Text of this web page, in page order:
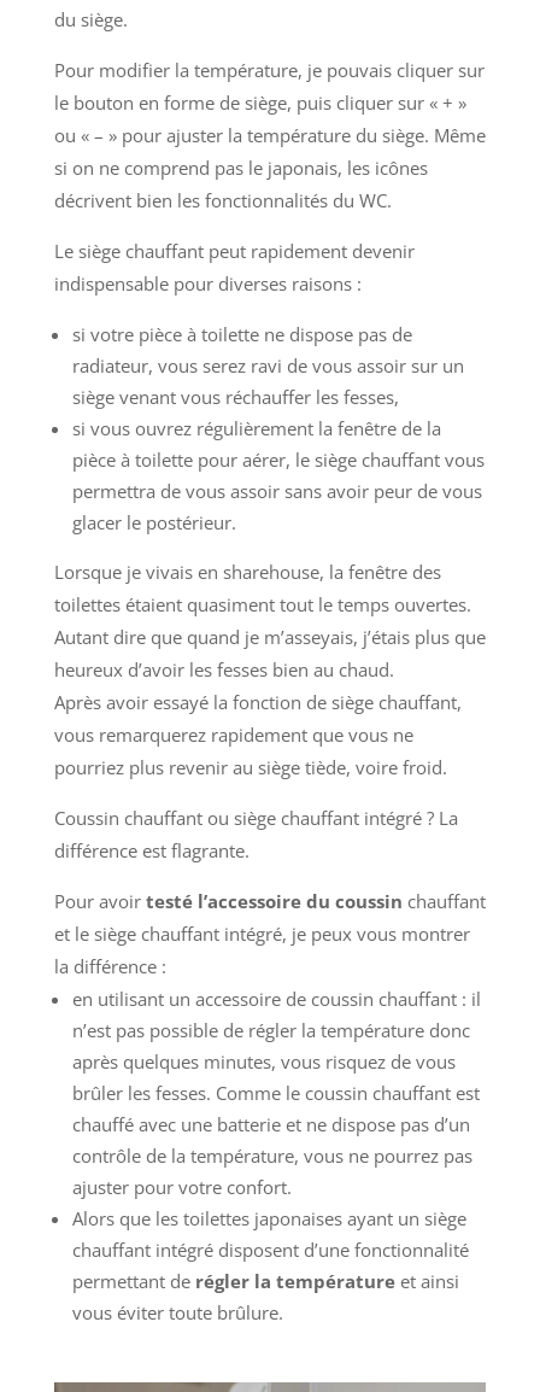
du siège.
Pour modifier la température, je pouvais cliquer sur
le bouton en forme de siège, puis cliquer sur « + »
ou « – » pour ajuster la température du siège. Même
si on ne comprend pas le japonais, les icônes
décrivent bien les fonctionnalités du WC.
Le siège chauffant peut rapidement devenir
indispensable pour diverses raisons :
si votre pièce à toilette ne dispose pas de
radiateur, vous serez ravi de vous assoir sur un
siège venant vous réchauffer les fesses,
si vous ouvrez régulièrement la fenêtre de la
pièce à toilette pour aérer, le siège chauffant vous
permettra de vous assoir sans avoir peur de vous
glacer le postérieur.
Lorsque je vivais en sharehouse, la fenêtre des
toilettes étaient quasiment tout le temps ouvertes.
Autant dire que quand je m’asseyais, j’étais plus que
heureux d’avoir les fesses bien au chaud.
Après avoir essayé la fonction de siège chauffant,
vous remarquerez rapidement que vous ne
pourriez plus revenir au siège tiède, voire froid.
Coussin chauffant ou siège chauffant intégré ? La
différence est flagrante.
Pour avoir testé l’accessoire du coussin chauffant
et le siège chauffant intégré, je peux vous montrer
la différence :
en utilisant un accessoire de coussin chauffant : il
n’est pas possible de régler la température donc
après quelques minutes, vous risquez de vous
brûler les fesses. Comme le coussin chauffant est
chauffé avec une batterie et ne dispose pas d’un
contrôle de la température, vous ne pourrez pas
ajuster pour votre confort.
Alors que les toilettes japonaises ayant un siège
chauffant intégré disposent d’une fonctionnalité
permettant de régler la températureet ainsi
vous éviter toute brûlure.